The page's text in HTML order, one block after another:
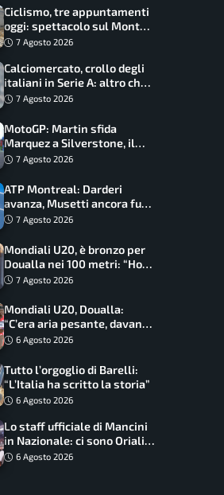
Ciclismo, tre appuntamenti
oggi: spettacolo sul Mont
Ventoux, orari e come
7 Agosto 2026
Calciomercato, crollo degli
italiani in Serie A: altro che
svolta dopo il Mondiale
7 Agosto 2026
MotoGP: Martin sfida
Marquez a Silverstone, il
programma e gli orari
7 Agosto 2026
ATP Montreal: Darderi
avanza, Musetti ancora fuori
con Jodar
7 Agosto 2026
Mondiali U20, è bronzo per
Doualla nei 100 metri: “Ho
scacciato l’ansia”
7 Agosto 2026
Mondiali U20, Doualla:
“C’era aria pesante, davano
le mascherine! Finale? Non
6 Agosto 2026
Tutto l’orgoglio di Barelli:
“L’Italia ha scritto la storia”
6 Agosto 2026
Lo staff ufficiale di Mancini
in Nazionale: ci sono Oriali e
Bonucci, confermato un
6 Agosto 2026